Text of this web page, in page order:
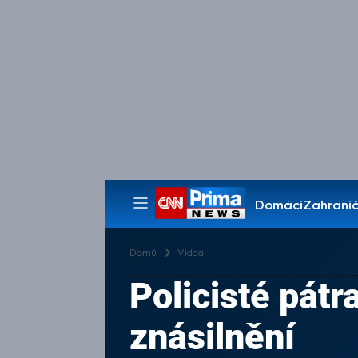
Domácí
Pořady
Domů Videa
Policisté
znásilnění